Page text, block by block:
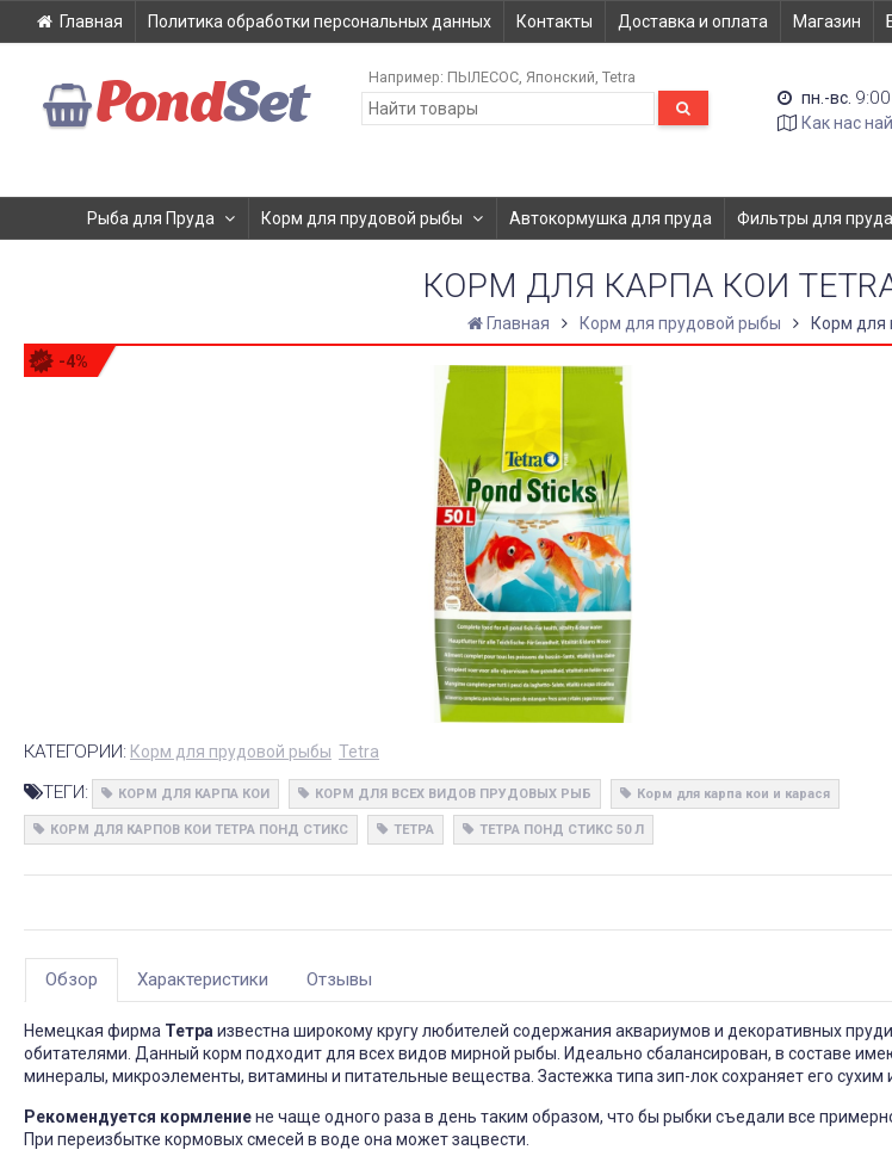
Главная Политика обработки персональных данных Контакты Доставка и оплата Магазин
PondSet
Например: ПЫЛЕСОС Японский Tetra
пн.-вс.
Как нас
Рыба для Пруда Корм для прудовой рыбы Автокормушка для пруда Фильтры для пруда
КОРМ ДЛЯ КАРПА КОИ TETRA
Главная Корм для прудовой рыбы
Корм для
-4%
КАТЕГОРИИ: Корм для прудовой рыбы Tetra
ТЕГИ: КОРМ ДЛЯ КАРПА КОИ КОРМ ДЛЯ ВСЕХ ВИДОВ ПРУДОВЫХ РЫБ Корм для карпа кои и карася
КОРМ ДЛЯ КАРПОВ КОИ ТЕТРА ПОНД СТИКС ТЕТРА ТЕТРА ПОНД СТИКС 50 Л
Обзор Характеристики Отзывы
Немецкая фирма Тетраизвестна широкому кругу любителей содержания аквариумов и декоративных
обитателями. Данный корм подходит для всех видов мирной рыбы. Идеально сбалансирован, в составе
минералы, микроэлементы, витамины и питательные вещества. Застежка типа зип-лок сохраняет его сухим
Рекомендуется кормлениене чаще одного раза в день таким образом, что бы рыбки съедали все
При переизбытке кормовых смесей в воде она может зацвести.